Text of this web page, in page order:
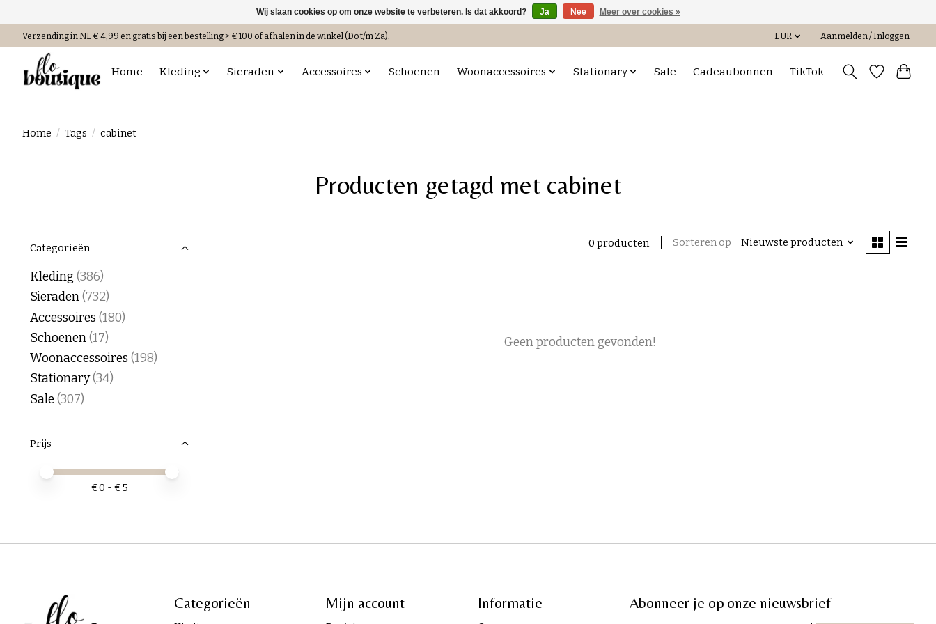
Verzending in NL € 4,99 en gratis bij een bestelling > € 100 of afhalen in de winkel (Do t/m Za). EUR Aanmelden / Inloggen
Home Kleding Sieraden Accessoires Schoenen Woonaccessoires Stationary Sale Cadeaubonnen TikTok
Home / Tags / cabinet
Producten getagd met cabinet
Categorieën
Kleding(386)
Sieraden(732)
Accessoires (180)
Schoenen(17)
Woonaccessoires (198)
Stationary(34)
Sale(307)
Prijs
Minimale prijswaarde
Price maximum value
€0 - €5
0 producten Sorteren op Nieuwste producten
Geen producten gevonden!
Categorieën Mijn account Informatie Abonneer je op onze nieuwsbrief
Wij slaan cookies op om onze website te verbeteren. Is dat akkoord? Ja Nee Meer over cookies »